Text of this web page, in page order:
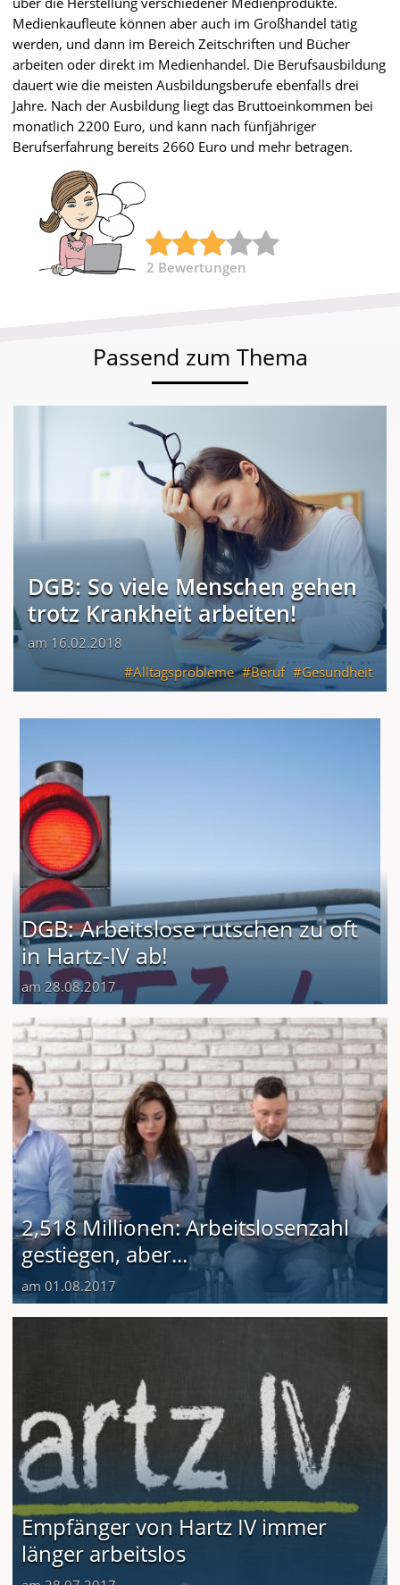
Medienkaufleute können aber auch im Großhandel tätig
werden, und dann im Bereich Zeitschriften und Bücher
arbeiten oder direkt im Medienhandel. Die Berufsausbildung
dauert wie die meisten Ausbildungsberufe ebenfalls drei
Jahre. Nach der Ausbildung liegt das Bruttoeinkommen bei
monatlich 2200 Euro, und kann nach fünfjähriger
Berufserfahrung bereits 2660 Euro und mehr betragen.
2 Bewertungen
Passend zum Thema
DGB: So viele Menschen gehen
trotz Krankheit arbeiten!
am 16.02.2018
Alltagsprobleme
Beruf Gesundheit
DGB: Arbeitslose rutschen zu oft
in Hartz-IV ab!
am 28.08.2017
2,518 Millionen: Arbeitslosenzahl
gestiegen, aber...
am 01.08.2017
Empfänger von Hartz IV immer
länger arbeitslos